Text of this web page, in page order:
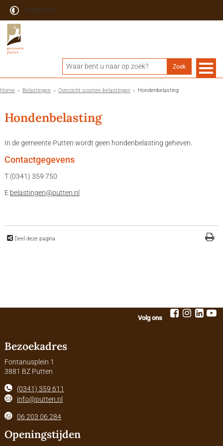
Lees voor
Home Belastingen Overzicht soorten belastingen Hondenbelasting
Hondenbelasting
In de gemeente Putten wordt geen hondenbelasting geheven.
Contactgegevens
T (0341) 359 750
E belastingen@putten.nl
Deel deze pagina
Volg ons
Bezoekadres
Fontanusplein 1
3881 BZ Putten
(0341) 359 611
info@putten.nl
06 203 06 284
Openingstijden